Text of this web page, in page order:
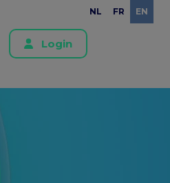
NL FR EN
Login